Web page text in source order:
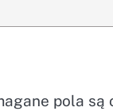
pola są